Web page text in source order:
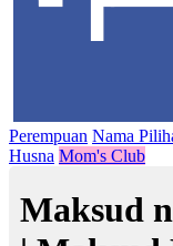
Perempuan Nama
Husna Mom's Club
Maksud